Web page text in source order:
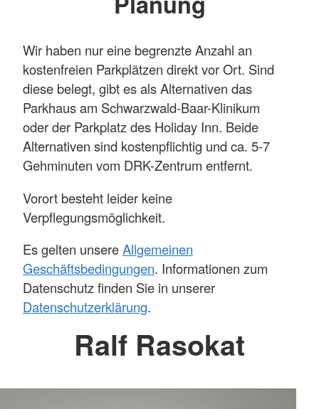
Wir haben nur eine begrenzte Anzahl an
kostenfreien Parkplätzen direkt vor Ort. Sind
diese belegt, gibt es als Alternativen das
Parkhaus am Schwarzwald-Baar-Klinikum
oder der Parkplatz des Holiday Inn. Beide
Alternativen sind kostenpflichtig und ca. 5-7
Gehminuten vom DRK-Zentrum entfernt.
Vorort besteht leider keine
Verpflegungsmöglichkeit.
Es gelten unsereAllgemeinen
Geschäftsbedingungen. Informationen zum
Datenschutz finden Sie in unserer
Datenschutzerklärung.
Ralf Rasokat